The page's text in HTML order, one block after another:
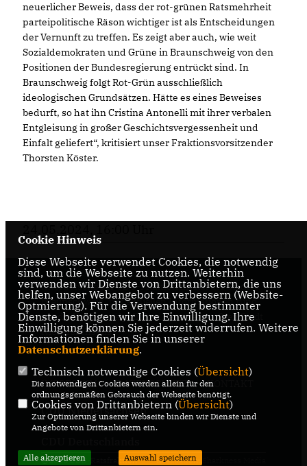
neuerlicher Beweis, dass der rot-grünen Ratsmehrheit
parteipolitische Räson wichtiger ist als Entscheidungen
der Vernunft zu treffen. Es zeigt aber auch, wie weit
Sozialdemokraten und Grüne in Braunschweig von den
Positionen der Bundesregierung entrückt sind. In
Braunschweig folgt Rot-Grün ausschließlich
ideologischen Grundsätzen. Hätte es eines Beweises
bedurft, so hat ihn Cristina Antonelli mit ihrer verbalen
Entgleisung in großer Geschichtsvergessenheit und
Einfalt geliefert“, kritisiert unser Fraktionsvorsitzender
Thorsten Köster.
Internetseite der CDU-Fraktion im Rat der Stadt
Braunschweig, mit aktuellen Informationen rund
um die Kommunalpolitik in der zweitgrößten Stadt
Niedersachsens.
IMPRESSUM DATENSCHUTZ KONTAKT
CDU Niedersachsen
@2026 CDU-Ratsfraktion Realisation: Sharkness Media
Cookie Hinweis
Diese Webseite verwendet Cookies, die notwendig
sind, um die Webseite zu nutzen. Weiterhin
verwenden wir Dienste von Drittanbietern, die uns
helfen, unser Webangebot zu verbessern (Website-
Optmierung). Für die Verwendung bestimmter
Dienste, benötigen wir Ihre Einwilligung. Ihre
Einwilligung können Sie jederzeit widerrufen. Weitere
Informationen finden Sie in unserer
Datenschutzerklärung.
Technisch notwendige Cookies (Übersicht)
Die notwendigen Cookies werden allein für den
ordnungsgemäßen Gebrauch der Webseite benötigt.
Cookies von Drittanbietern (Übersicht)
Zur Optimierung unserer Webseite binden wir Dienste und
Angebote von Drittanbietern ein.
Alle akzeptieren Auswahl speichern